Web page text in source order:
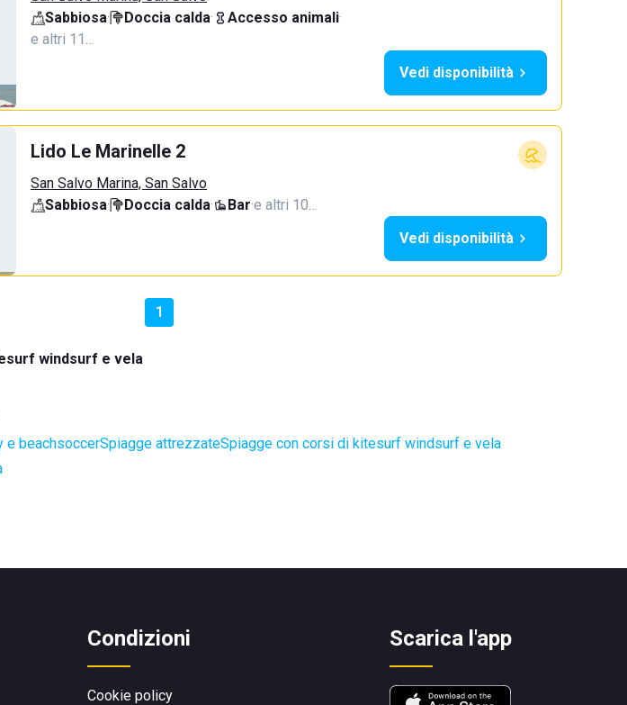
Sabbiosa· Doccia calda· Accesso animali·
e altri 11…
Vedi disponibilità
Lido Le Marinelle 2
San Salvo Marina, San Salvo
Sabbiosa· Doccia calda· Bar·e altri 10…
Vedi disponibilità
1
windsurf e vela
e beachsoccerSpiagge attrezzateSpiagge con corsi di kitesurf windsurf e vela
Condizioni
Cookie policy
Scarica l'app